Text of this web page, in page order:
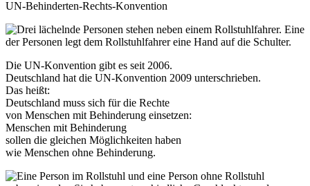
UN-Behinderten-Rechts-Konvention
Die UN-Konvention gibt es seit 2006.
Deutschland hat die UN-Konvention 2009 unterschrieben.
Das heißt:
Deutschland muss sich für die Rechte
von Menschen mit Behinderung einsetzen:
Menschen mit Behinderung
sollen die gleichen Möglichkeiten haben
wie Menschen ohne Behinderung.